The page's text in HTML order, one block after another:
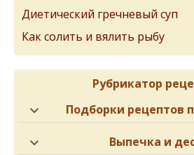
Диетический гречневый суп
Как солить и вялить рыбу
Рубрикатор
Подборки рецептов
Выпечка и